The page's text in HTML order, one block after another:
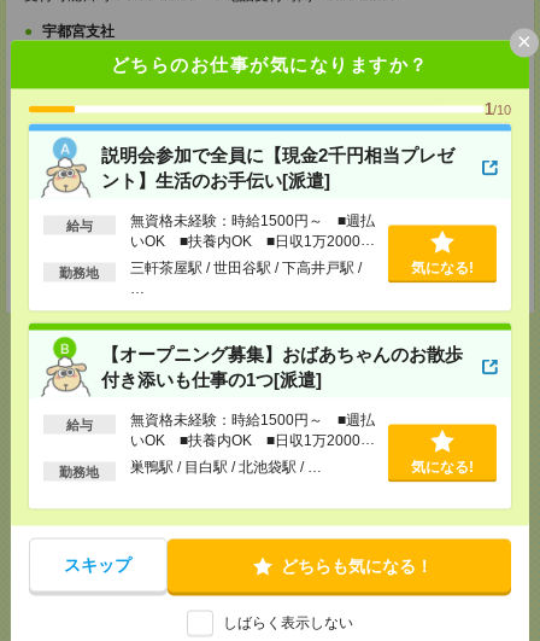
どちらのお仕事が気になりますか？
1/10
説明会参加で全員に【現金2千円相当プレゼ
ント】生活のお手伝い[派遣]
給与
無資格未経験：時給1500円～ ■週払
いOK ■扶養内OK ■日収1万2000円
以上
勤務地
三軒茶屋駅 / 世田谷駅 / 下高井戸駅 /
気になる!
【オープニング募集】おばあちゃんのお散歩
付き添いも仕事の1つ[派遣]
給与
無資格未経験：時給1500円～ ■週払
いOK ■扶養内OK ■日収1万2000円
以上
勤務地 巣鴨駅 / 目白駅 / 北池袋駅 / … 気になる!
スキップ どちらも気になる！
しばらく表示しない
×
宇都宮支社
〒320-0811 栃木県宇都宮市大通り1-2-11 フコク生命ビル4F
TEL：0120-921-871
MAIL：worker@nissonet.co.jp
担当：採用担当者
受付可能日時：9:30-19:00 ※電話受付時間⇒9:30-21:00
高崎支社
埼玉県さいたま市大宮区仲町2-23-2 大宮仲町センタービル3F（さいたま
TEL：0120-921-871
worker@nissonet.co.jp
担当：採用担当者
受付可能日時：9:30-19:00 ※電話受付時間⇒9:30-21:00
応募ページへ
メール LINEで送る